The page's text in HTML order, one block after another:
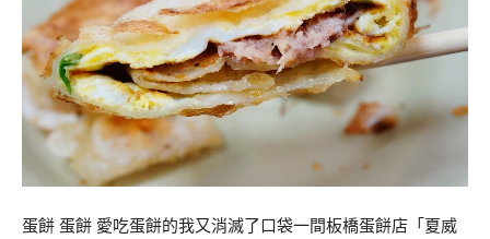
蛋餅 蛋餅 愛吃蛋餅的我又消滅了口袋一間板橋蛋餅店「夏威